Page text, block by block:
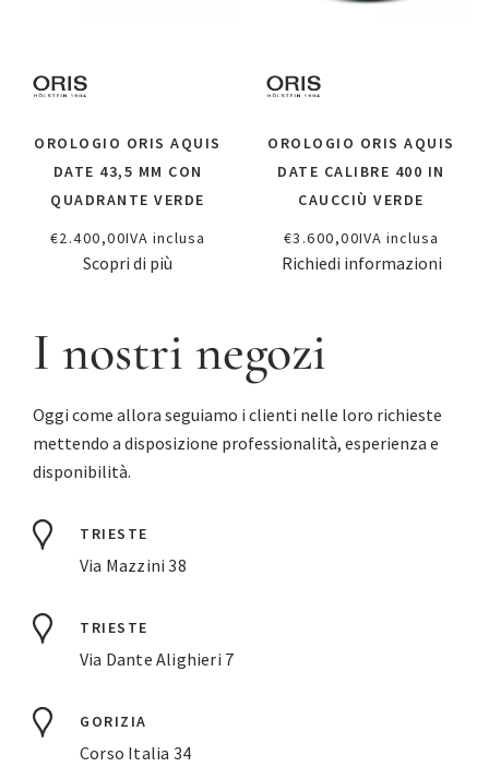
OROLOGIO ORIS AQUIS
DATE 43,5 MM CON
QUADRANTE VERDE
€2.400,00IVA inclusa
Scopri di più
OROLOGIO ORIS AQUIS
DATE CALIBRE 400 IN
CAUCCIÙ VERDE
€3.600,00IVA inclusa
Richiedi informazioni
I nostri negozi
Oggi come allora seguiamo i clienti nelle loro richieste
mettendo a disposizione professionalità, esperienza e
disponibilità.
TRIESTE
Via Mazzini 38
TRIESTE
Via Dante Alighieri 7
GORIZIA
Corso Italia 34